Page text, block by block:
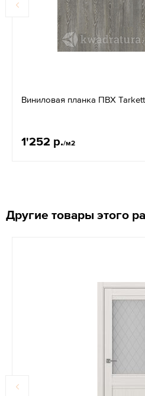
Виниловая планка ПВХ
1'252 р./м2
Другие товары этого